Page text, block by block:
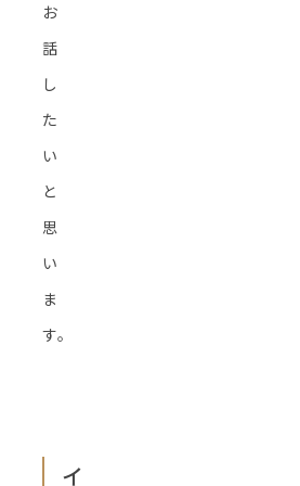
お
話
し
た
い
と
思
い
ま
す。
イ